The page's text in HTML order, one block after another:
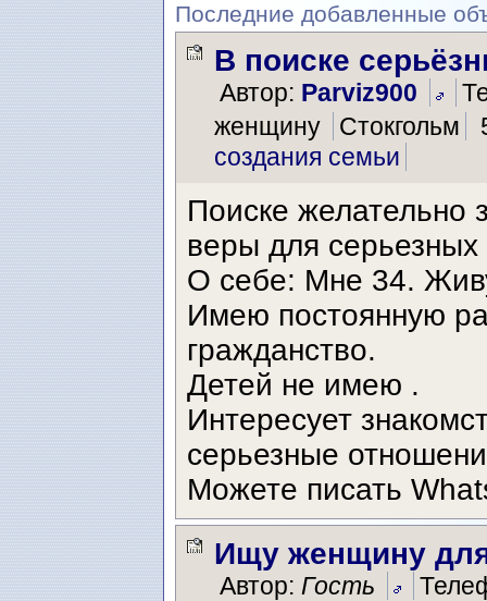
Последние добавленные
В поиске
Автор: Parviz900
женщину
Стокгольм
создания семьи
Поиске желательно
веры для
О себе: Мне 34.
Имею постоянную
гражданство.
Детей не имею .
Интересует
серьезные
Можете писать
Ищу женщину
Автор: Гость